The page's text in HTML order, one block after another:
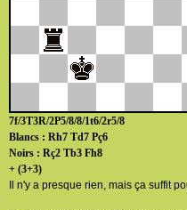
7f/3T3R/2P5/8/8/1t6/2r5/8
Blancs : Rh7 Td7 Pç6
Noirs : Rç2 Tb3 Fh8
+ (3+3)
Il n'y a presque rien, mais ça suffit